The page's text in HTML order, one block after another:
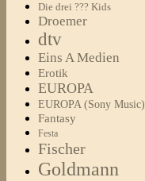
Die drei ??? Kids
Droemer
dtv
Eins A Medien
Erotik
EUROPA
EUROPA (Sony Music)
Fantasy
Festa
Fischer
Goldmann